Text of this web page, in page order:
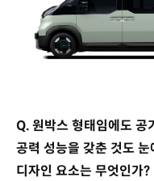
Q. 원박스 형태임에도
공력 성능을 갖춘 것도
디자인 요소는 무엇인가?